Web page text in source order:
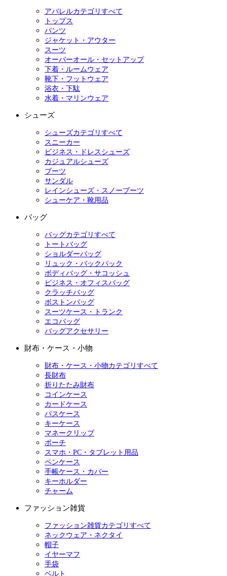
アパレルカテゴリすべて
トップス
パンツ
ジャケット・アウター
スーツ
オーバーオール・セットアップ
下着・ルームウェア
靴下・フットウェア
浴衣・下駄
水着・マリンウェア
シューズ
シューズカテゴリすべて
スニーカー
ビジネス・ドレスシューズ
カジュアルシューズ
ブーツ
サンダル
レインシューズ・スノーブーツ
シューケア・靴用品
バッグ
バッグカテゴリすべて
トートバッグ
ショルダーバッグ
リュック・バックパック
ボディバッグ・サコッシュ
ビジネス・オフィスバッグ
クラッチバッグ
ボストンバッグ
スーツケース・トランク
エコバッグ
バッグアクセサリー
財布・ケース・小物
財布・ケース・小物カテゴリすべて
長財布
折りたたみ財布
コインケース
カードケース
パスケース
キーケース
マネークリップ
ポーチ
スマホ・PC・タブレット用品
ペンケース
手帳ケース・カバー
キーホルダー
チャーム
ファッション雑貨
ファッション雑貨カテゴリすべて
ネックウェア・ネクタイ
帽子
イヤーマフ
手袋
ベルト